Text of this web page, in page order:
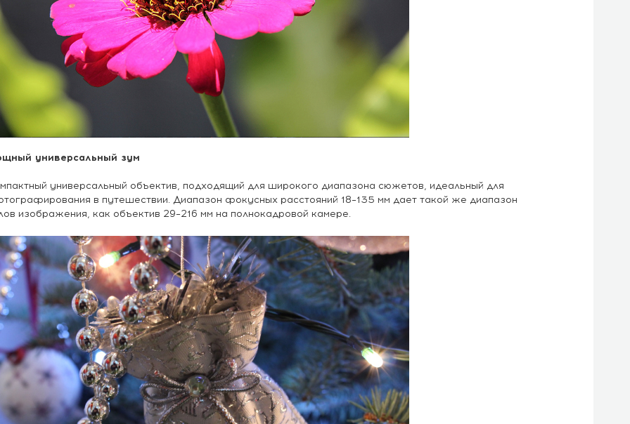
универсальный зум
универсальный объектив, подходящий для широкого диапазона сюжетов, идеальный для
в путешествии. Диапазон фокусных расстояний 18–135 мм дает такой же диапазон
изображения, как объектив 29–216 мм на полнокадровой камере.